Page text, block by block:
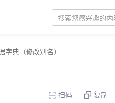
字典（修改别名）
扫码 复制